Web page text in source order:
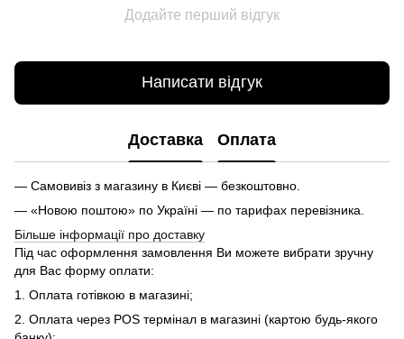
Додайте перший відгук
Написати відгук
Доставка Оплата
— Самовивіз з магазину в Києві — безкоштовно.
— «Новою поштою» по Україні — по тарифах перевізника.
Більше інформації про доставку
Під час оформлення замовлення Ви можете вибрати зручну
для Вас форму оплати:
1. Оплата готівкою в магазині;
2. Оплата через POS термінал в магазині (картою будь-якого